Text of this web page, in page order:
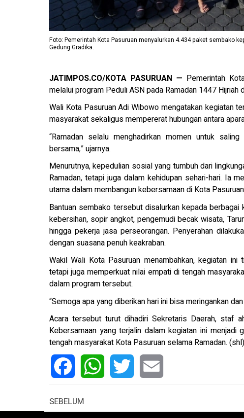
Foto: Pemerintah Kota Pasuruan menyalurkan 4.434 paket sembako
Gedung Gradika.
JATIMPOS.CO/KOTA PASURUAN — Pemerintah
melalui program Peduli ASN pada Ramadan 1447
Wali Kota Pasuruan Adi Wibowo mengatakan kegiatan
masyarakat sekaligus mempererat hubungan antara
“Ramadan selalu menghadirkan momen untuk
bersama,” ujarnya.
Menurutnya, kepedulian sosial yang tumbuh dari
Ramadan, tetapi juga dalam kehidupan sehari-hari. Ia
utama dalam membangun kebersamaan di Kota
Bantuan sembako tersebut disalurkan kepada
kebersihan, sopir angkot, pengemudi becak wisata,
hingga pekerja jasa perseorangan. Penyerahan
dengan suasana penuh keakraban.
Wakil Wali Kota Pasuruan menambahkan, kegiatan
tetapi juga memperkuat nilai empati di tengah
dalam program tersebut.
“Semoga apa yang diberikan hari ini bisa meringankan
Acara tersebut turut dihadiri Sekretaris Daerah, staf
Kebersamaan yang terjalin dalam kegiatan ini
tengah masyarakat Kota Pasuruan selama Ramadan. (shl)
SEBELUM